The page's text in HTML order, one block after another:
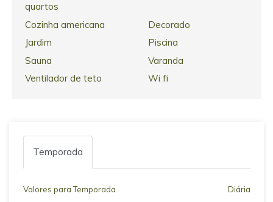
quartos
Cozinha americana
Decorado
Jardim
Piscina
Sauna
Varanda
Ventilador de teto
Wi fi
Temporada
Valores para Temporada Diária